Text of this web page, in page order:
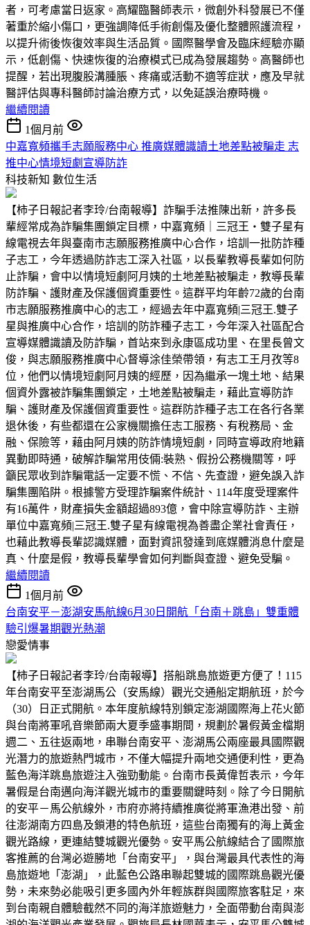
者，可考慮當日返家。高耀臨醫師表示，微創外科發展已不僅
著重於縮小傷口，更強調降低手術創傷及優化整體照護流程，
以提升術後恢復效率與生活品質。國際醫學會及臨床經驗亦顯
示，低創傷、快速恢復的治療模式已成為發展趨勢。高醫師也
提醒，若出現腹股溝腫脹、疼痛或活動不適等症狀，應及早就
醫評估與專科醫師討論治療方式，以免延誤治療時機。
繼續閱讀
1個月前
中嘉寬頻攜手志願服務中心 推廣媒體識讀土地差點被騙走 志
推中心情境短劇宣導防詐
科技新知 數位生活
【柿子日報記者李玲/台南報導】詐騙手法推陳出新，許多長
輩經常成為詐騙集團鎖定目標，中嘉寬頻｜三冠王‧雙子星有
線電視去年與臺南市志願服務推廣中心合作，培訓一批防詐種
子志工，今年透過防詐志工深入社區，以長輩教導長輩如何防
止詐騙，會中以情境短劇阿月姨的土地差點被騙走，教導長輩
防詐騙、護財產及保護個資重要性。這群平均年齡72歲的台南
市志願服務推廣中心的志工，經過去年中嘉寬頻|三冠王.雙子
星與推廣中心合作，培訓的防詐種子志工，今年深入社區配合
宣導媒體識讀及防詐騙，首站來到永康區成功里、在里長曾文
俊，與志願服務推廣中心督導涂佳榮帶領，有志工王月孜等8
位，他們以情境短劇阿月姨的經歷，因為繼承一塊土地、結果
個資外露被詐騙集團鎖定，土地差點被騙走，藉此宣導防詐
騙、護財產及保護個資重要性。這群防詐種子志工在各行各業
退休後，有些都還在公家機關擔任志工服務、有稅務局、金
融、保險等，藉由阿月姨的防詐情境短劇，同時宣導政府地籍
異動即時通，破解詐騙常用伎倆:裝熟、假扮公務機關等，呼
籲民眾收到詐騙電話一定要不慌、不信、先查證，避免誤入詐
騙集團陷阱。根據警方受理詐騙案件統計、114年度受理案件
有16萬件，財產損失金額超過893億，會中除宣導防詐、主辦
單位中嘉寬頻|三冠王.雙子星有線電視為善盡企業社會責任，
也藉此教導長輩認識媒體，面對資訊發達到底媒體消息什麼是
真、什麼是假，教導長輩學會如何判斷與查證、避免受騙。
繼續閱讀
1個月前
台南安平－澎湖安馬航線6月30日開航「台南＋跳島」雙重體
驗引爆暑期觀光熱潮
戀愛情事
【柿子日報記者李玲/台南報導】搭船跳島旅遊更方便了！115
年台南安平至澎湖馬公（安馬線）觀光交通船定期航班，於今
（30）日正式開航。本年度航線特別鎖定澎湖國際海上花火節
與台南將軍吼音樂節兩大夏季盛事期間，規劃於暑假黃金檔期
週二、五往返兩地，串聯台南安平、澎湖馬公兩座最具國際觀
光潛力的旅遊熱門城市，不僅大幅提升兩地交通便利性，更為
藍色海洋跳島旅遊注入強勁動能。台南市長黃偉哲表示，今年
暑假是台南邁向海洋觀光城市的重要關鍵時刻。除了今日開航
的安平－馬公航線外，市府亦將持續推廣從將軍漁港出發、前
往澎湖南方四島及鎖港的特色航班，這些台南獨有的海上黃金
觀光路線，更連結雙城觀光優勢。安平馬公航線結合了國際旅
客推薦的台灣必遊勝地「台南安平」，與台灣最具代表性的海
島旅遊地「澎湖」，此藍色公路串聯起雙城的國際跳島觀光優
勢，未來勢必能吸引更多國內外年輕族群與國際旅客駐足，來
到台南親自體驗截然不同的海洋旅遊魅力，全面帶動台南與澎